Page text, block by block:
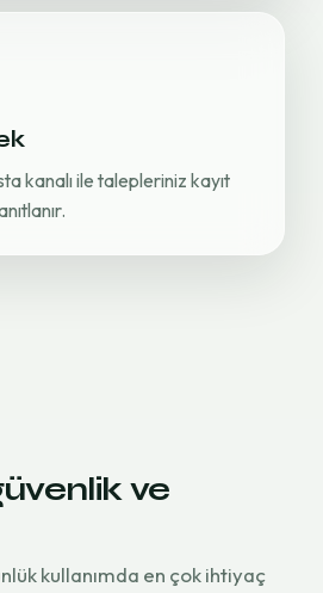
kanalı ile talepleriniz kayıt
ve
kullanımda en çok ihtiyaç